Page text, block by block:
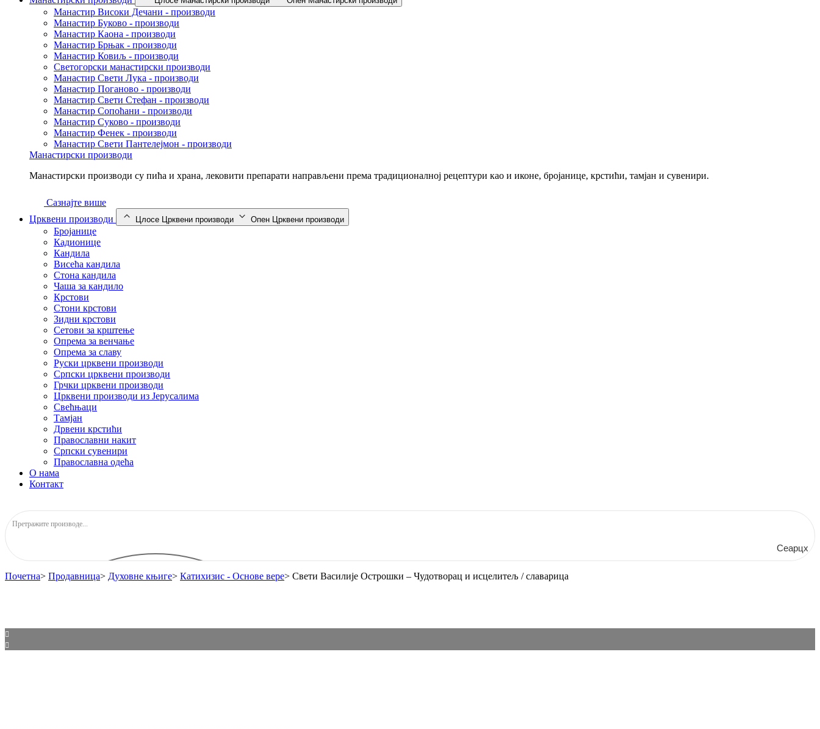
Манастир Високи Дечани - производи
Манастир Буково - производи
Манастир Каона - производи
Манастир Брњак - производи
Манастир Ковиљ - производи
Светогорски манастирски производи
Манастир Свети Лука - производи
Манастир Поганово - производи
Манастир Свети Стефан - производи
Манастир Сопоћани - производи
Манастир Суково - производи
Манастир Фенек - производи
Манастир Свети Пантелејмон - производи
Манастирски производи
Манастирски производи су пића и храна, лековити препарати направљени према традиционалној рецептури као и иконе, бројанице, крстићи, тамјан и сувенири.
Сазнајте више
Црквени производи
Цлосе Црквени производи Опен Црквени производи
Бројанице
Кадионице
Кандила
Висећа кандила
Стона кандила
Чаша за кандило
Крстови
Стони крстови
Зидни крстови
Сетови за крштење
Опрема за венчање
Опрема за славу
Руски црквени производи
Српски црквени производи
Грчки црквени производи
Црквени производи из Јерусалима
Свећњаци
Тамјан
Дрвени крстићи
Православни накит
Српски сувенири
Православна одећа
О нама
Контакт
Сеарцх
Почетна> Продавница> Духовне књиге> Катихизис - Основе вере> Свети Василије Острошки – Чудотворац и исцелитељ / славарица